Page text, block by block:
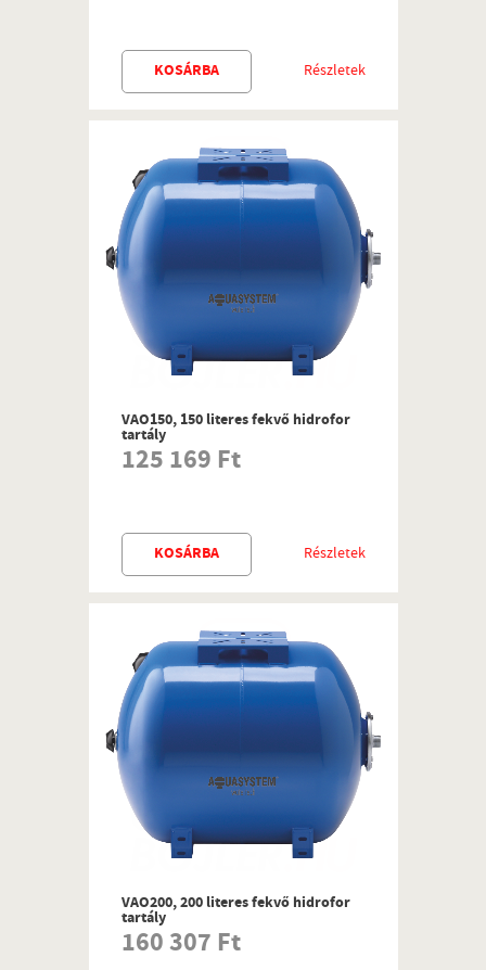
Részletek
KOSÁRBA
VAO150, 150 literes fekvő hidrofor
tartály
125 169 Ft
Részletek
KOSÁRBA
VAO200, 200 literes fekvő hidrofor
tartály
160 307 Ft